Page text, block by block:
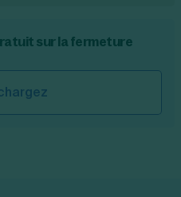
sur la fermeture